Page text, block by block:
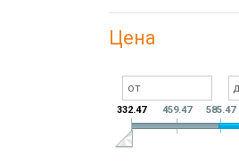
Цена
332.47 459.47 585.47